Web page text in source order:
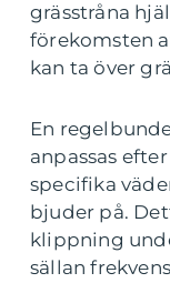
grässtråna
förekomsten
kan ta över
En
anpassas
specifika
bjuder på.
klippning
sällan